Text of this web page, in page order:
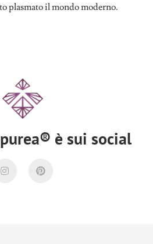
plasmato il mondo moderno.
è sui social